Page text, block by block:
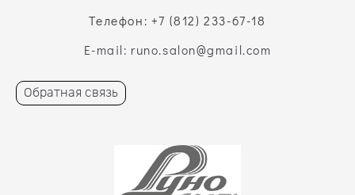
Телефон: +7 (812) 233-67-18
E-mail: runo.salon@gmail.com
Обратная связь